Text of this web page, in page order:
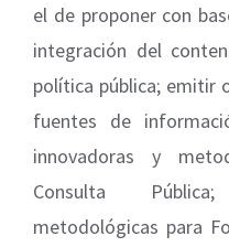
el de proponer con
integración del
política pública; emitir
fuentes de
innovadoras y
Consulta
metodológicas para